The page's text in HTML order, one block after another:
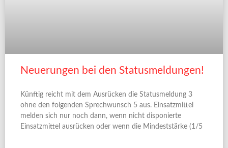
Neuerungen bei den Statusmeldungen!
Künftig reicht mit dem Ausrücken die Statusmeldung 3
ohne den folgenden Sprechwunsch 5 aus. Einsatzmittel
melden sich nur noch dann, wenn nicht disponierte
Einsatzmittel ausrücken oder wenn die Mindeststärke (1/5